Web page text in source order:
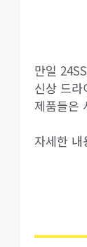
만일
신상 드
제품들은
자세한